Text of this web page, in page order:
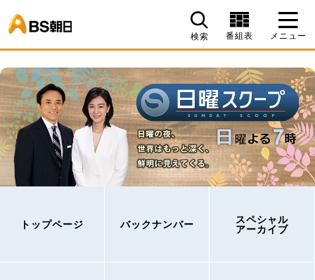
検索 番組表 メニュー
トップページ バックナンバー
スペシャル
アーカイブ